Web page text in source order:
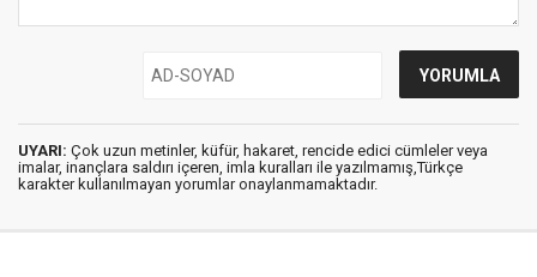
UYARI: Çok uzun metinler, küfür, hakaret, rencide edici cümleler veya
imalar, inançlara saldırı içeren, imla kuralları ile yazılmamış,Türkçe
karakter kullanılmayan yorumlar onaylanmamaktadır.